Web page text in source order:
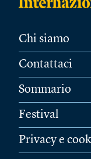
Chi siamo
Contattaci
Sommario
Festival
Privacy e